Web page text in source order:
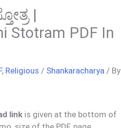
|
Stotram PDF In
, Religious / Shankaracharya / By
link is given at the bottom of